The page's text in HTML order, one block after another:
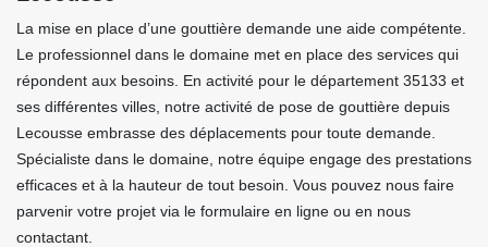
La mise en place d’une gouttière demande une aide compétente.
Le professionnel dans le domaine met en place des services qui
répondent aux besoins. En activité pour le département 35133 et
ses différentes villes, notre activité de pose de gouttière depuis
Lecousse embrasse des déplacements pour toute demande.
Spécialiste dans le domaine, notre équipe engage des prestations
efficaces et à la hauteur de tout besoin. Vous pouvez nous faire
parvenir votre projet via le formulaire en ligne ou en nous
contactant.